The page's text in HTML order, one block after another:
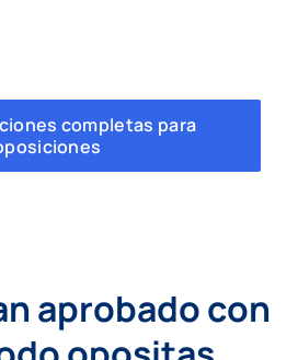
completas para
aprobado con